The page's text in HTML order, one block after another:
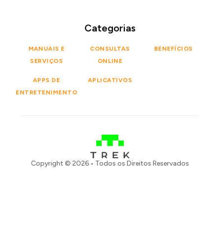
Categorias
MANUAIS E
SERVIÇOS
CONSULTAS
ONLINE
BENEFÍCIOS
APPS DE
ENTRETENIMENTO
APLICATIVOS
Copyright © 2026 • Todos os Direitos Reservados